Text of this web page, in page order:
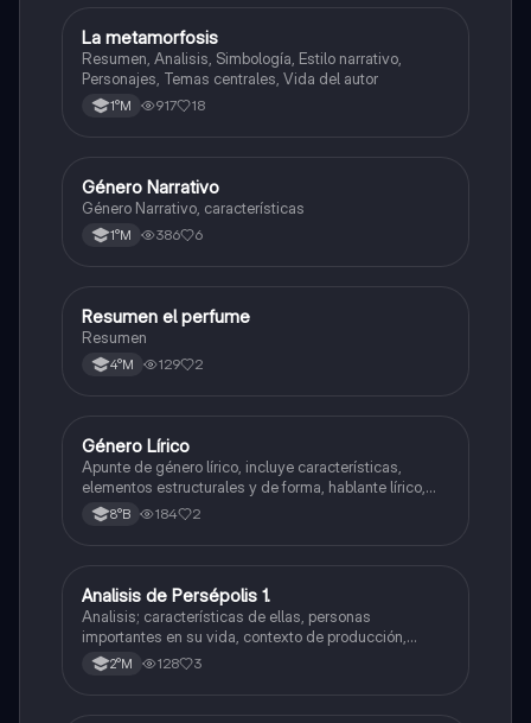
Lengua y Comunicación
La metamorfosis
Resumen, Analisis, Simbología, Estilo narrativo,
Personajes, Temas centrales, Vida del autor
1°M 917 18
Lengua y Comunicación
Género Narrativo
Género Narrativo, características
1°M 386 6
Lengua y Comunicación
Resumen el perfume
Resumen
4°M 129 2
Lengua y Comunicación
Género Lírico
Apunte de género lírico, incluye características,
elementos estructurales y de forma, hablante lírico,
objeto lírico, motivo lírico, temple de ánimo, actitudes
líricas y sinalefa.
8°B 184 2
Lengua y Comunicación
Analisis de Persépolis 1.
Analisis; características de ellas, personas
importantes en su vida, contexto de producción,
visión de mundo, etc.
2°M 128 3